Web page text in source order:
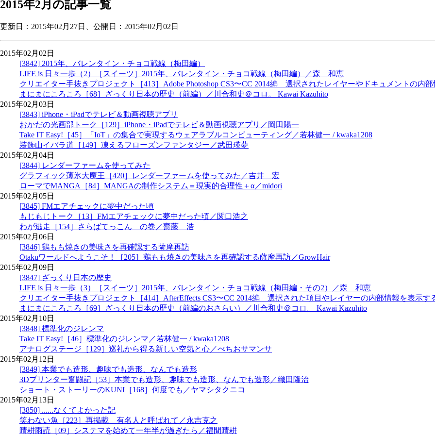
2015年2月の記事一覧
更新日： 2015年02月27日 、公開日：2015年02月02日
2015年02月02日
[3842] 2015年、バレンタイン・チョコ戦線（梅田編）
LIFE is 日々一歩（2）［スイーツ］2015年、バレンタイン・チョコ戦線（梅田編）／森 和恵
クリエイター手抜きプロジェクト［413］Adobe Photoshop CS3〜CC 2014編 選択されたレイヤーやドキュメントの内
まにまにころころ［68］ざっくり日本の歴史（前編）／川合和史＠コロ。 Kawai Kazuhito
2015年02月03日
[3843] iPhone・iPadでテレビ＆動画視聴アプリ
おかだの光画部トーク［129］iPhone・iPadでテレビ＆動画視聴アプリ／岡田陽一
Take IT Easy!［45］「IoT」の集合で実現するウェアラブルコンピューティング／若林健一 / kwaka1208
装飾山イバラ道［149］凍えるフローズンファンタジー／武田瑛夢
2015年02月04日
[3844] レンダーファームを使ってみた
グラフィック薄氷大魔王［420］レンダーファームを使ってみた／吉井 宏
ローマでMANGA［84］MANGAの制作システム＝現実的合理性＋α／midori
2015年02月05日
[3845] FMエアチェックに夢中だった頃
もじもじトーク［13］FMエアチェックに夢中だった頃／関口浩之
わが逃走［154］さらばてっこん の巻／齋藤 浩
2015年02月06日
[3846] 鶏もも焼きの美味さを再確認する薩摩再訪
Otakuワールドへようこそ！［205］鶏もも焼きの美味さを再確認する薩摩再訪／GrowHair
2015年02月09日
[3847] ざっくり日本の歴史
LIFE is 日々一歩（3）［スイーツ］2015年、バレンタイン・チョコ戦線（梅田編・その2）／森 和恵
クリエイター手抜きプロジェクト［414］AfterEffects CS3〜CC 2014編 選択された項目やレイヤーの内部情報を表示す
まにまにころころ［69］ざっくり日本の歴史（前編のおさらい）／川合和史＠コロ。 Kawai Kazuhito
2015年02月10日
[3848] 標準化のジレンマ
Take IT Easy!［46］標準化のジレンマ／若林健一 / kwaka1208
アナログステージ［129］巡礼から得る新しい空気と心／べちおサマンサ
2015年02月12日
[3849] 本業でも造形、趣味でも造形、なんでも造形
3Dプリンター奮闘記［53］本業でも造形、趣味でも造形、なんでも造形／織田隆治
ショート・ストーリーのKUNI［168］何度でも／ヤマシタクニコ
2015年02月13日
[3850] ......なくてよかった記
笑わない魚［223］再掲載 有名人と呼ばれて／永吉克之
晴耕雨読［09］システマを始めて一年半が過ぎたら／福間晴耕